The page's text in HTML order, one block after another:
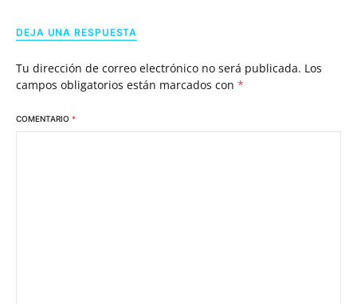
DEJA UNA RESPUESTA
Tu dirección de correo electrónico no será publicada. Los
campos obligatorios están marcados con *
COMENTARIO *